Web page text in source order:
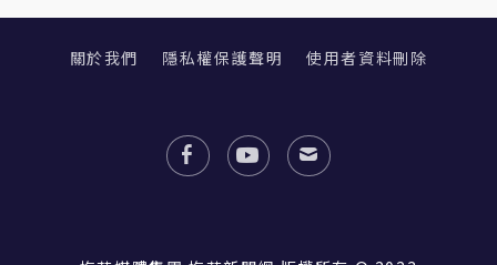
關於我們 隱私權保護聲明 使用者資料刪除